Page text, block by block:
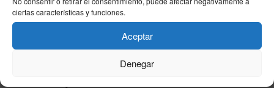
ciertas características y funciones.
Aceptar
Denegar
AEMET marca cielo poco nuboso, 29°C de